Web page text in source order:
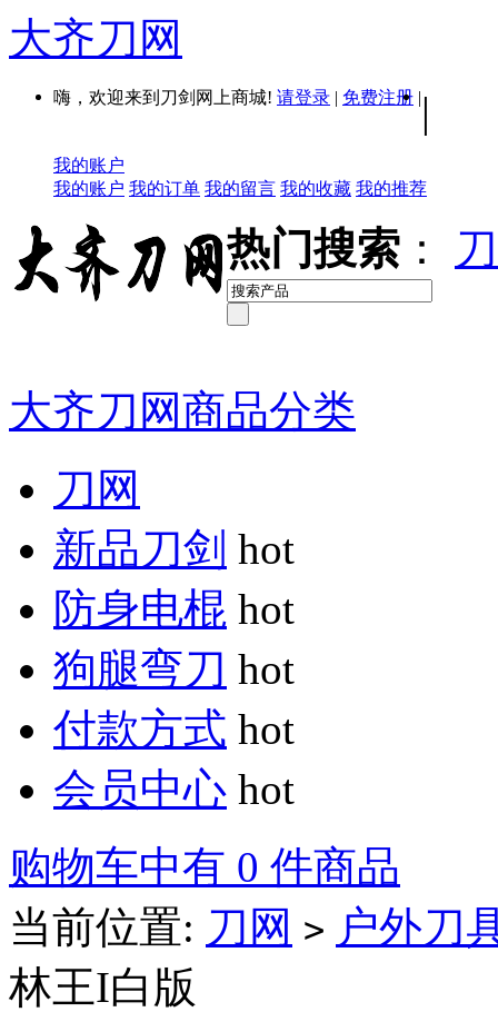
大齐刀网
嗨，欢迎来到刀剑网上商城! 请登录 | 免费注册 | |
我的账户
我的账户 我的订单 我的留言 我的收藏 我的推荐
热门搜索 ：
大齐刀网商品分类
刀网
新品刀剑 hot
防身电棍 hot
狗腿弯刀 hot
付款方式 hot
会员中心 hot
购物车中有 0 件商品
当前位置: 刀网 > 户外刀
林王I白版